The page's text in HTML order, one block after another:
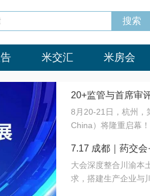
米交汇 米房会
20+监管与首席审
会8月开幕！
8月20-21日，杭州，
China）将隆重启幕
法正重新定义研发效
难题，呼唤更成熟的
同与出海能力建设才
7.17 成都｜药交
营
大会深度整合川渝本
求，搭建生产企业与